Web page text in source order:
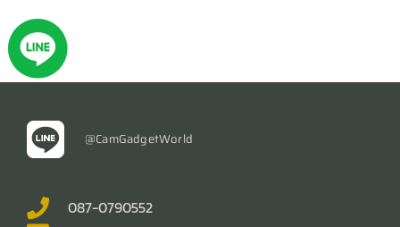
@CamGadgetWorld
087-0790552